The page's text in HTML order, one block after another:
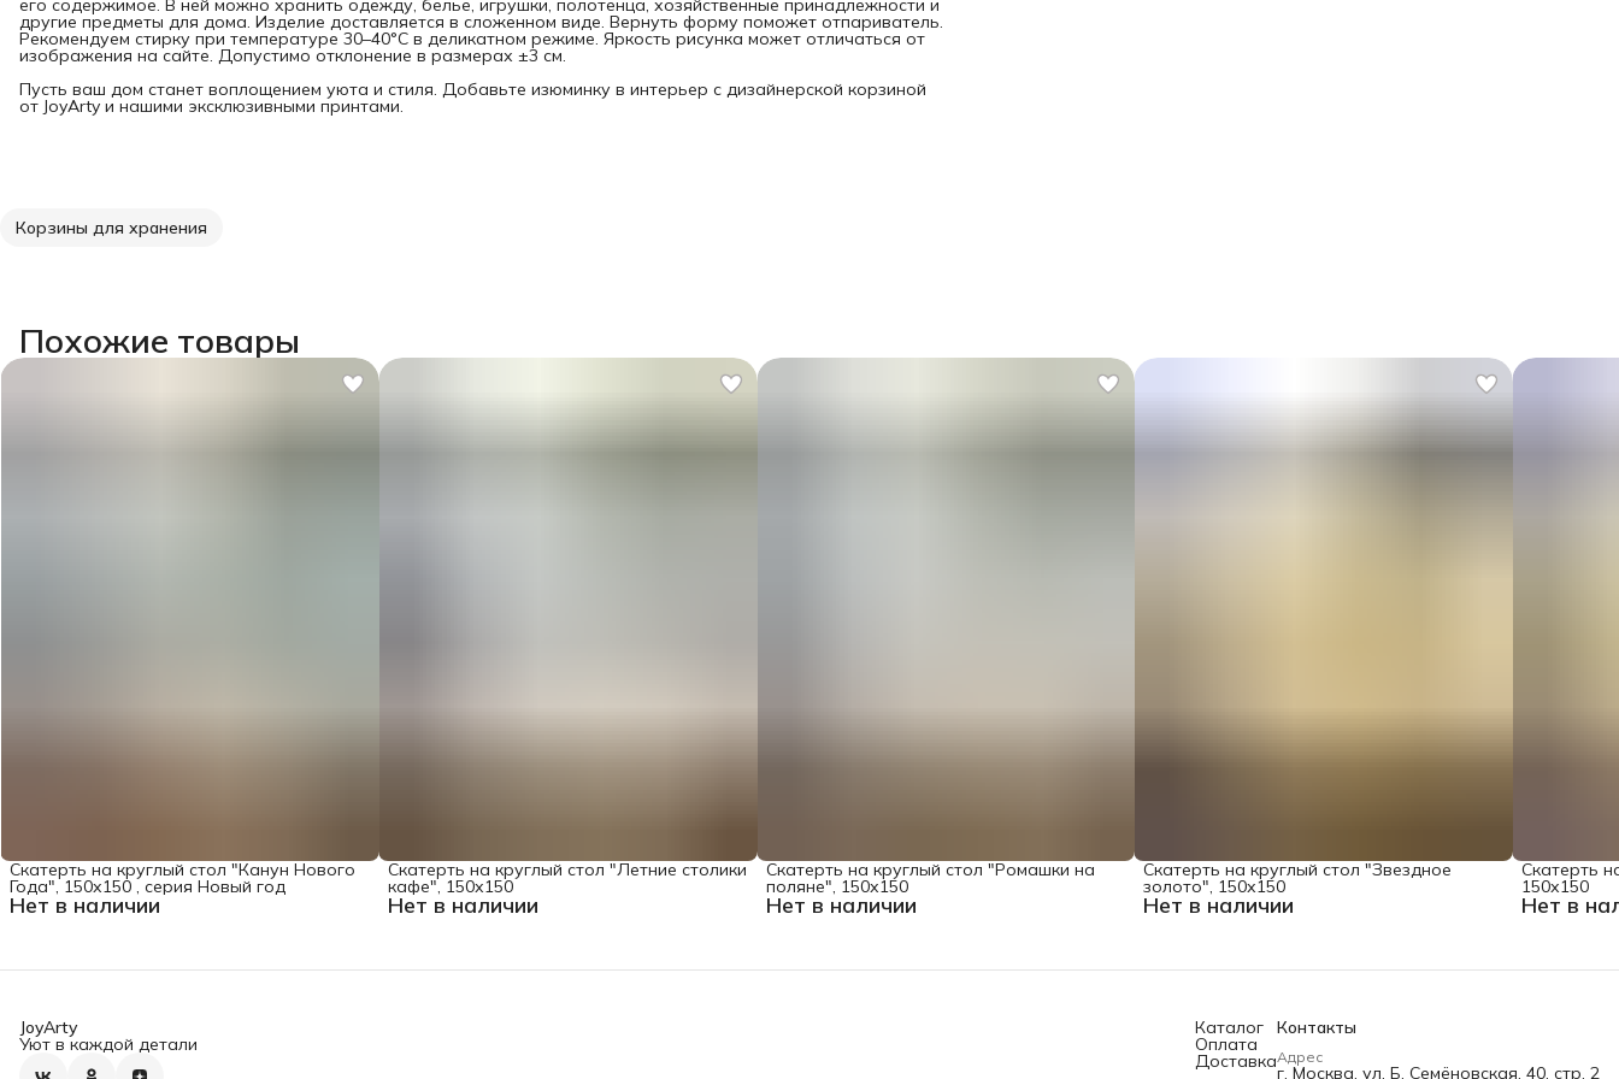
его содержимое. В ней можно хранить одежду, белье, игрушки, полотенца, хозяйственные принадлежности и
другие предметы для дома. Изделие доставляется в сложенном виде. Вернуть форму поможет отпариватель.
Рекомендуем стирку при температуре 30–40°C в деликатном режиме. Яркость рисунка может отличаться от
изображения на сайте. Допустимо отклонение в размерах ±3 см.
Пусть ваш дом станет воплощением уюта и стиля. Добавьте изюминку в интерьер с дизайнерской корзиной
от JoyArty и нашими эксклюзивными принтами.
Корзины для хранения
Похожие товары
Нет в наличии
Скатерть на круглый стол "Канун Нового
Года", 150х150 , серия Новый год
Нет в наличии
Скатерть на круглый стол "Летние столики
кафе", 150х150
Нет в наличии
Скатерть на круглый стол "Ромашки на
поляне", 150х150
Нет в наличии
Скатерть на круглый стол "Звездное
золото", 150х150
Нет в
Скатерть
150х150
JoyArty
Уют в каждой детали
Каталог
Оплата
Доставка
Контакты
Адрес
г. Москва, ул. Б. Семёновская, 40, стр. 2